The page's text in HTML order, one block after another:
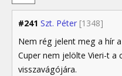
#241 Szt. Péter [1348]
Nem rég jelent meg a hír
Cuper nem jelölte Vieri-t a
visszavágójára.